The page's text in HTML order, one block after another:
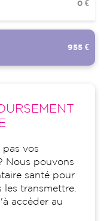
0 €
955 €
pas vos
Nous pouvons
santé pour
transmettre.
accéder au